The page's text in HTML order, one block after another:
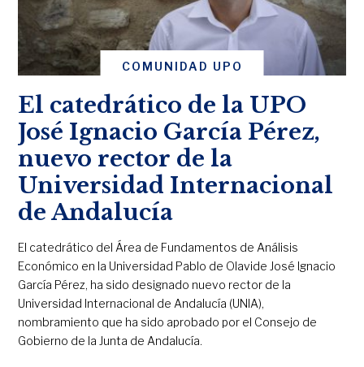
COMUNIDAD UPO
El catedrático de la UPO
José Ignacio García Pérez,
nuevo rector de la
Universidad Internacional
de Andalucía
El catedrático del Área de Fundamentos de Análisis
Económico en la Universidad Pablo de Olavide José Ignacio
García Pérez, ha sido designado nuevo rector de la
Universidad Internacional de Andalucía (UNIA),
nombramiento que ha sido aprobado por el Consejo de
Gobierno de la Junta de Andalucía.